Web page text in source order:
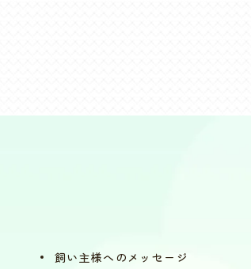
飼い主様への メッセージ